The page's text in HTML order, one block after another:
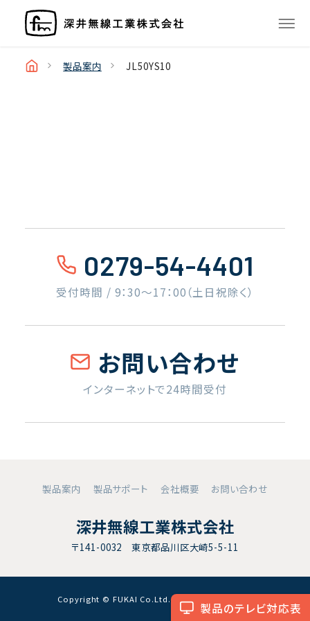
製品のテレビ対応表
製品案内 JL50YS10
0279-54-4401
受付時間 / 9：30〜17：00（土日祝除く）
お問い合わせ
インターネットで24時間受付
製品案内 製品サポート 会社概要 お問い合わせ
深井無線工業株式会社
〒141-0032 東京都品川区大崎5-5-11
Copyright © FUKAI Co.Ltd. All RightsReserved.